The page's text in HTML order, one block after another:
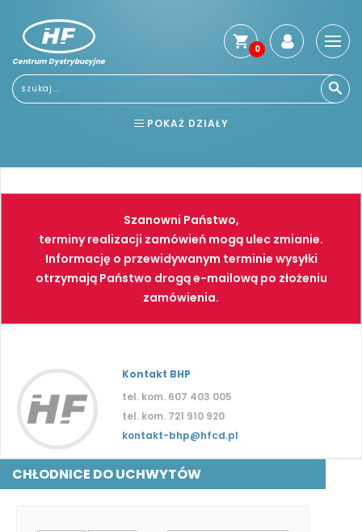
Centrum Dystrybucyjne
0
POKAŻ DZIAŁY
NARZĘDZIA SPAWALNICTWO
FARBY PNEUMATYKA
Szanowni Państwo,
terminy realizacji zamówień mogą ulec zmianie.
Informację o przewidywanym terminie wysyłki
otrzymają Państwo drogą e-mailową po złożeniu
zamówienia.
Kontakt BHP
tel. kom. 607 403 005
tel. kom. 721 910 920
kontakt-bhp@hfcd.pl
CHŁODNICE DO UCHWYTÓW